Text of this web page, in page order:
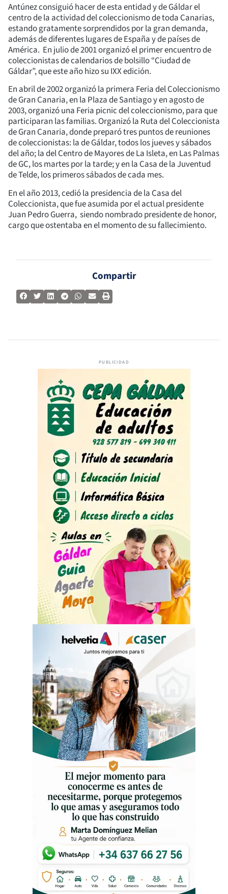
Antúnez consiguió hacer de esta entidad y de Gáldar el
centro de la actividad del coleccionismo de toda Canarias,
estando gratamente sorprendidos por la gran demanda,
además de diferentes lugares de España y de países de
América. En julio de 2001 organizó el primer encuentro de
coleccionistas de calendarios de bolsillo “Ciudad de
Gáldar”, que este año hizo su IXX edición.
En abril de 2002 organizó la primera Feria del Coleccionismo
de Gran Canaria, en la Plaza de Santiago y en agosto de
2003, organizó una Feria picnic del coleccionismo, para que
participaran las familias. Organizó la Ruta del Coleccionista
de Gran Canaria, donde preparó tres puntos de reuniones
de coleccionistas: la de Gáldar, todos los jueves y sábados
del año; la del Centro de Mayores de La Isleta, en Las Palmas
de GC, los martes por la tarde; y en la Casa de la Juventud
de Telde, los primeros sábados de cada mes.
En el año 2013, cedió la presidencia de la Casa del
Coleccionista, que fue asumida por el actual presidente
Juan Pedro Guerra, siendo nombrado presidente de honor,
cargo que ostentaba en el momento de su fallecimiento.
Compartir
PUBLICIDAD